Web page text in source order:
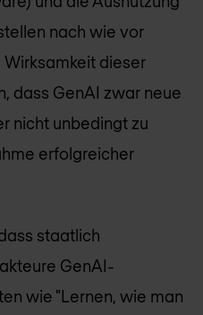
nach wie vor
dieser
dass GenAI zwar neue
nicht unbedingt zu
erfolgreicher
staatlich
GenAI-
wie "Lernen, wie man